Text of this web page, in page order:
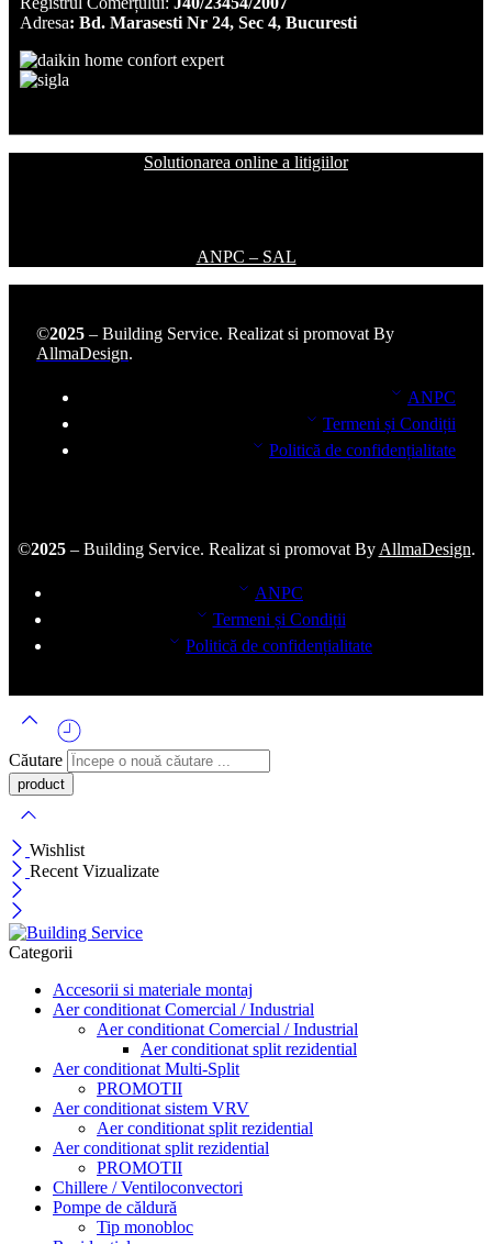
Adresa: Bd. Marasesti Nr 24, Sec 4, Bucuresti
Solutionarea online a litigiilor
ANPC – SAL
©2025 – Building Service. Realizat si promovat By
AllmaDesign.
ANPC
Termeni și Condiții
Politică de confidențialitate
©2025– Building Service. Realizat si promovat By AllmaDesign.
ANPC
Termeni și Condiții
Politică de confidențialitate
Căutare
Wishlist
Recent Vizualizate
Categorii
Accesorii si materiale montaj
Aer conditionat Comercial / Industrial
Aer conditionat Comercial / Industrial
Aer conditionat split rezidential
Aer conditionat Multi-Split
PROMOTII
Aer conditionat sistem VRV
Aer conditionat split rezidential
Aer conditionat split rezidential
PROMOTII
Chillere / Ventiloconvectori
Pompe de căldură
Tip monobloc